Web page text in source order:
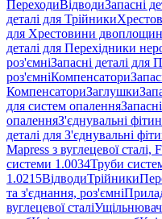
ПереходиВідводиЗапасні
деталі для Трійники
для Хрестовини
деталі для Перехідники
роз'ємніЗапасні деталі для
роз'ємніКомпенсатори
КомпенсаториЗаглушки
для систем опалення
опаленняЗ'єднувальні
деталі для З'єднувальні
Mapress з вуглецевої
системи 1.0034Труби
1.0215ВідводиТрійники
та з'єднання, роз'ємні
вуглецевої сталі